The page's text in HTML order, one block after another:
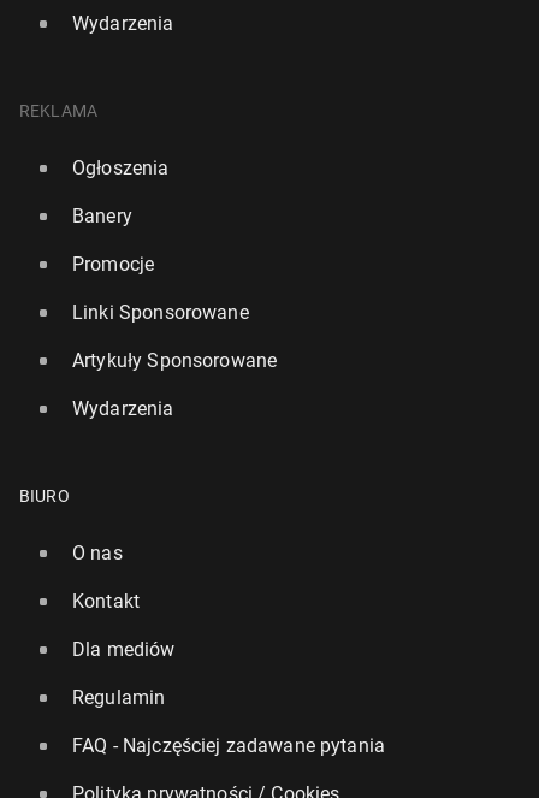
Wydarzenia
REKLAMA
Ogłoszenia
Banery
Promocje
Linki Sponsorowane
Artykuły Sponsorowane
Wydarzenia
BIURO
O nas
Kontakt
Dla mediów
Regulamin
FAQ - Najczęściej zadawane pytania